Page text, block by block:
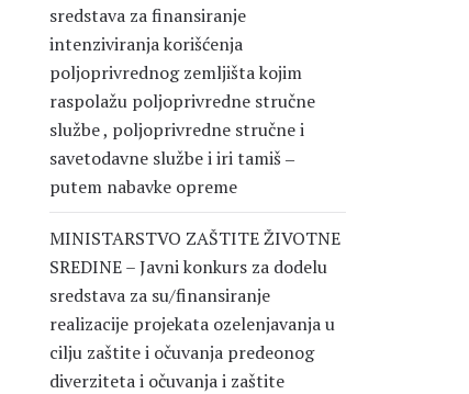
sredstava za finansiranje
intenziviranja korišćenja
poljoprivrednog zemljišta kojim
raspolažu poljoprivredne stručne
službe , poljoprivredne stručne i
savetodavne službe i iri tamiš ‒
putem nabavke opreme
MINISTARSTVO ZAŠTITE ŽIVOTNE
SREDINE – Javni konkurs za dodelu
sredstava za su/finansiranje
realizacije projekata ozelenjavanja u
cilju zaštite i očuvanja predeonog
diverziteta i očuvanja i zaštite